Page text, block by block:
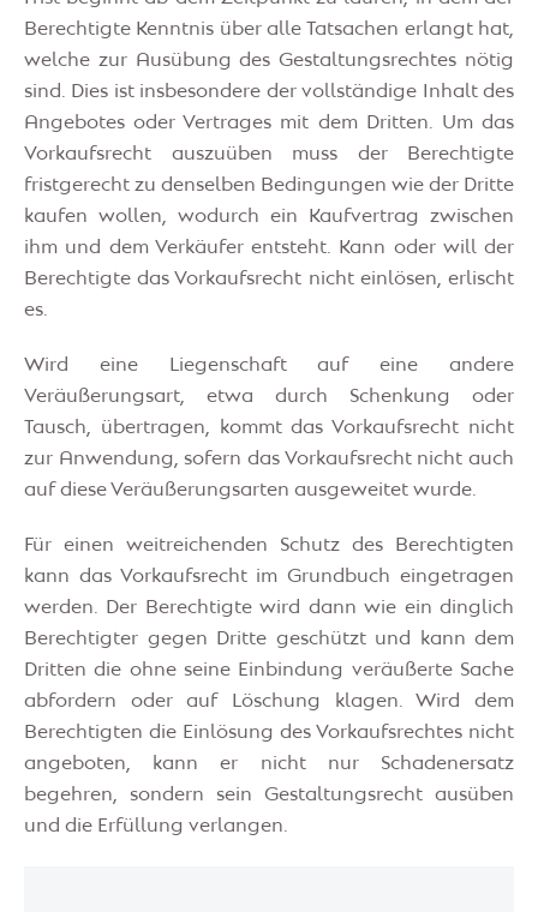
Berechtigte Kenntnis über alle Tatsachen erlangt hat,
welche zur Ausübung des Gestaltungsrechtes nötig
sind. Dies ist insbesondere der vollständige Inhalt des
Angebotes oder Vertrages mit dem Dritten. Um das
Vorkaufsrecht auszuüben muss der Berechtigte
fristgerecht zu denselben Bedingungen wie der Dritte
kaufen wollen, wodurch ein Kaufvertrag zwischen
ihm und dem Verkäufer entsteht. Kann oder will der
Berechtigte das Vorkaufsrecht nicht einlösen, erlischt
es.
Wird eine Liegenschaft auf eine andere
Veräußerungsart, etwa durch Schenkung oder
Tausch, übertragen, kommt das Vorkaufsrecht nicht
zur Anwendung, sofern das Vorkaufsrecht nicht auch
auf diese Veräußerungsarten ausgeweitet wurde.
Für einen weitreichenden Schutz des Berechtigten
kann das Vorkaufsrecht im Grundbuch eingetragen
werden. Der Berechtigte wird dann wie ein dinglich
Berechtigter gegen Dritte geschützt und kann dem
Dritten die ohne seine Einbindung veräußerte Sache
abfordern oder auf Löschung klagen. Wird dem
Berechtigten die Einlösung des Vorkaufsrechtes nicht
angeboten, kann er nicht nur Schadenersatz
begehren, sondern sein Gestaltungsrecht ausüben
und die Erfüllung verlangen.